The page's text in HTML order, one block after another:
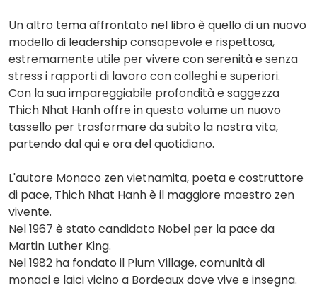
Un altro tema affrontato nel libro è quello di un nuovo
modello di leadership consapevole e rispettosa,
estremamente utile per vivere con serenità e senza
stress i rapporti di lavoro con colleghi e superiori.
Con la sua impareggiabile profondità e saggezza
Thich Nhat Hanh offre in questo volume un nuovo
tassello per trasformare da subito la nostra vita,
partendo dal qui e ora del quotidiano.
L'autore Monaco zen vietnamita, poeta e costruttore
di pace, Thich Nhat Hanh è il maggiore maestro zen
vivente.
Nel 1967 è stato candidato Nobel per la pace da
Martin Luther King.
Nel 1982 ha fondato il Plum Village, comunità di
monaci e laici vicino a Bordeaux dove vive e insegna.